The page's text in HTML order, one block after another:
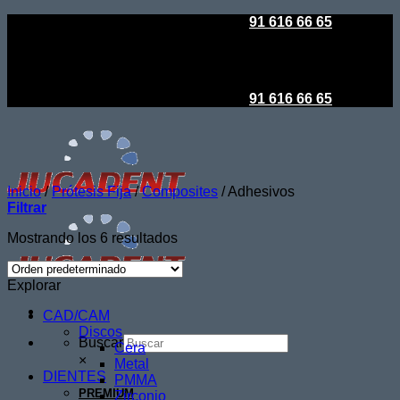
91 616 66 65
91 616 66 65
Buscar
×
DIENTES
PREMIUM
Inicio / Prótesis Fija / Composites /Adhesivos
Filtrar
Mostrando los 6 resultados
Explorar
CAD/CAM
Discos
Cera
Metal
PMMA
Zirconio